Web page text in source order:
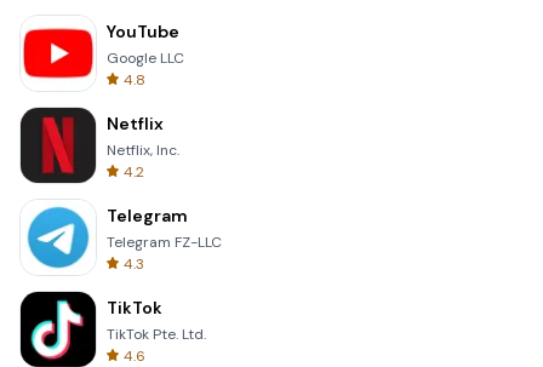
YouTube
Google LLC
4.8
Netflix
Netflix, Inc.
4.2
Telegram
Telegram FZ-LLC
4.3
TikTok
TikTok Pte. Ltd.
4.6